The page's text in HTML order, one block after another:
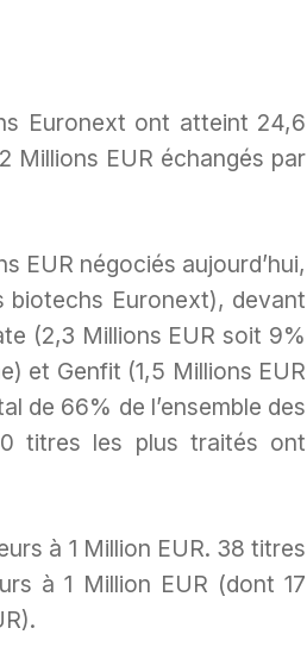
Euronext ont atteint 24,6
Millions EUR échangés par
EUR négociés aujourd’hui,
biotechs Euronext), devant
(2,3 Millions EUR soit 9%
et Genfit (1,5 Millions EUR
de 66% de l’ensemble des
titres les plus traités ont
à 1 Million EUR. 38 titres
à 1 Million EUR (dont 17